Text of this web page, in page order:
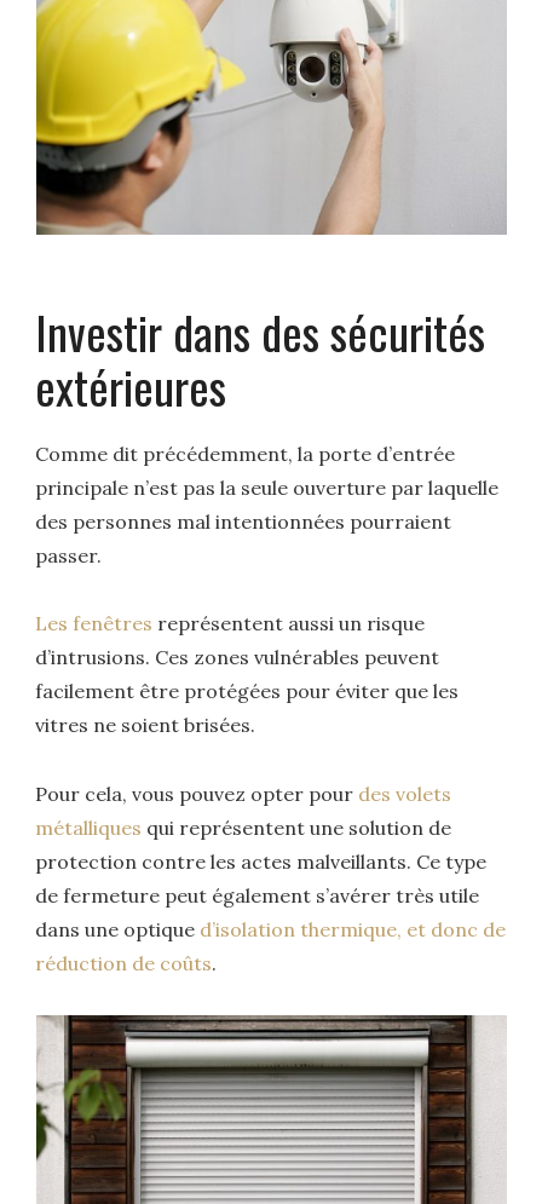
Investir dans des sécurités
extérieures
Comme dit précédemment, la porte d’entrée
principale n’est pas la seule ouverture par laquelle
des personnes mal intentionnées pourraient
passer.
Les fenêtres représentent aussi un risque
d’intrusions. Ces zones vulnérables peuvent
facilement être protégées pour éviter que les
vitres ne soient brisées.
Pour cela, vous pouvez opter pour des volets
métalliques qui représentent une solution de
protection contre les actes malveillants. Ce type
de fermeture peut également s’avérer très utile
dans une optique d’isolation thermique, et donc de
réduction de coûts.